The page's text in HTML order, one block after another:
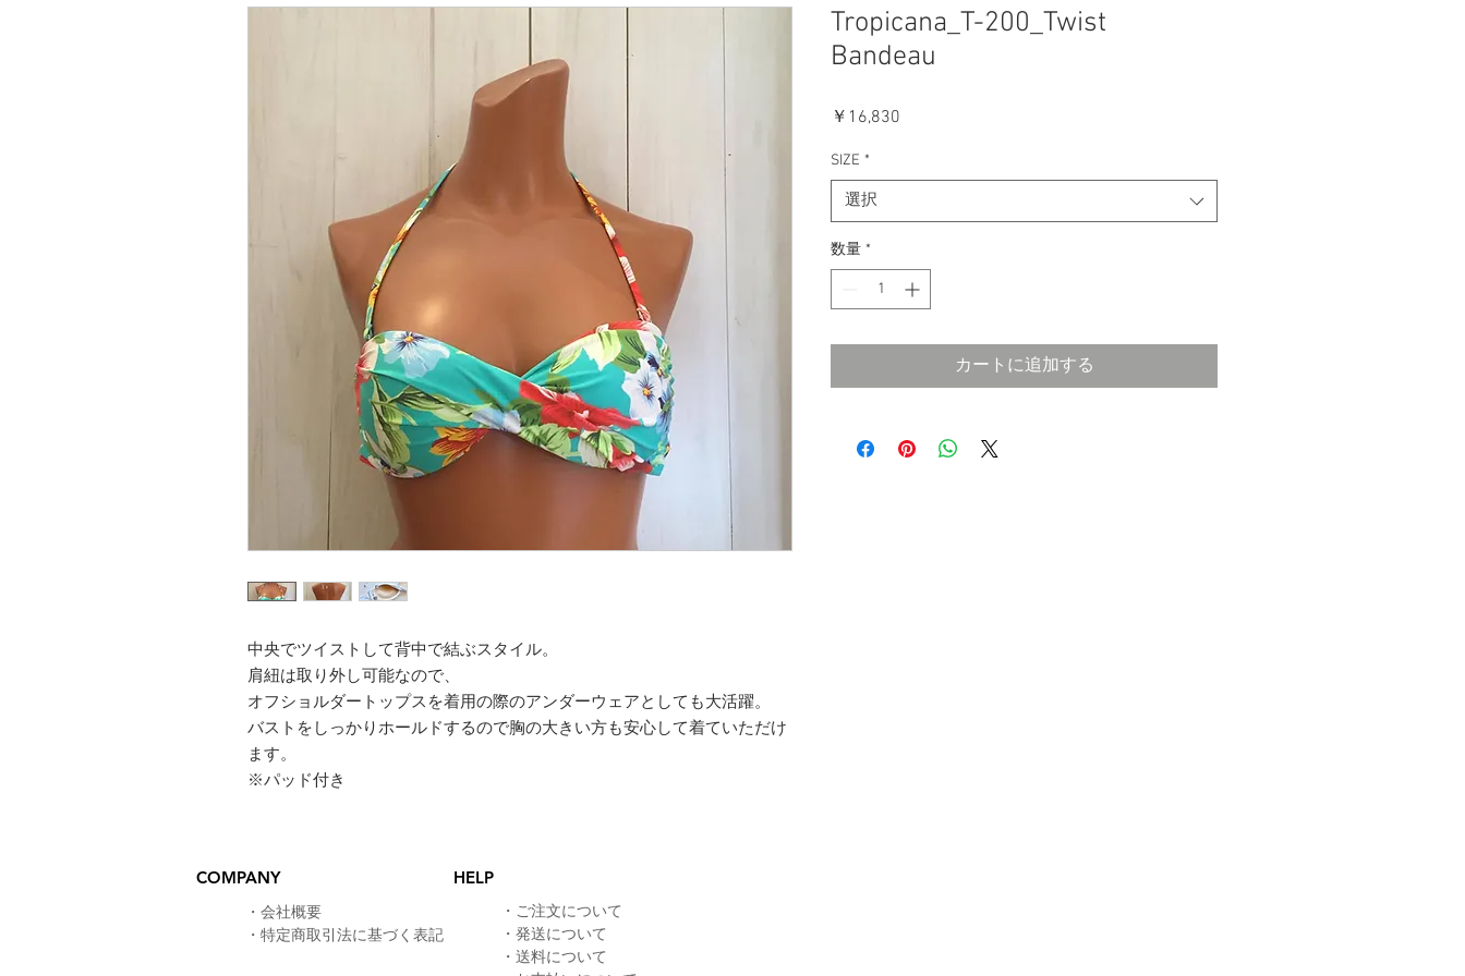
中央でツイストして背中で結ぶスタイル。
肩紐は取り外し可能なので、
オフショルダートップスを着用の際のアンダーウェアとしても大活躍。
バストをしっかりホールドするので胸の大きい方も安心して着ていただけ
ます。
※パッド付き
Tropicana_T-200_Twist
Bandeau
￥16,830
SIZE *
選択
数量 *
カートに追加する
COMPANY HELP
​・ 会社概要
・ 特定商取引法に基づく表記
・ ご注文について
・ 発送について
​・ 送料について